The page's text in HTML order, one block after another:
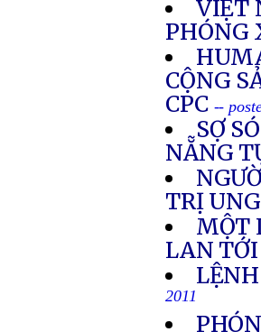
VIỆT
PHÓNG
CỘNG
CPC --
SỢ
NẴNG
TRỊ
MỘT
LAN
2011